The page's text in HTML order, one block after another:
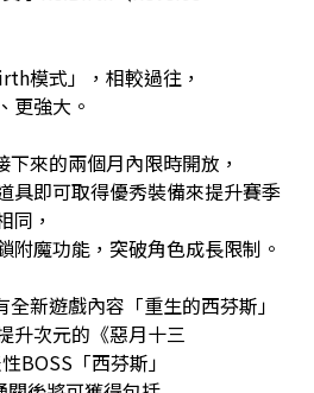
模式」，相較過往，
更強大。
下來的兩個月內限時開放，
具即可取得優秀裝備來提升賽季
同，
附魔功能，突破角色成長限制。
全新遊戲內容「重生的西芬斯」
升次元的《惡月十三
BOSS「西芬斯」